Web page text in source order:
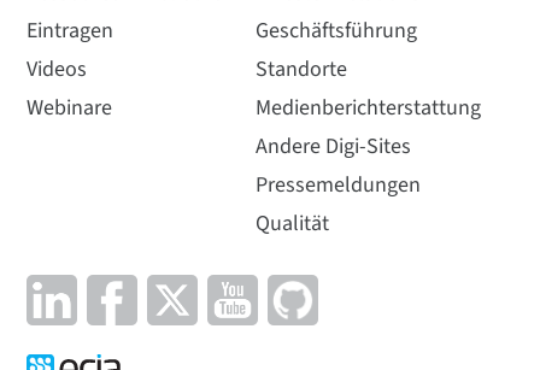
Eintragen
Videos
Webinare
Geschäftsführung
Standorte
Medienberichterstattung
Andere Digi-Sites
Pressemeldungen
Qualität